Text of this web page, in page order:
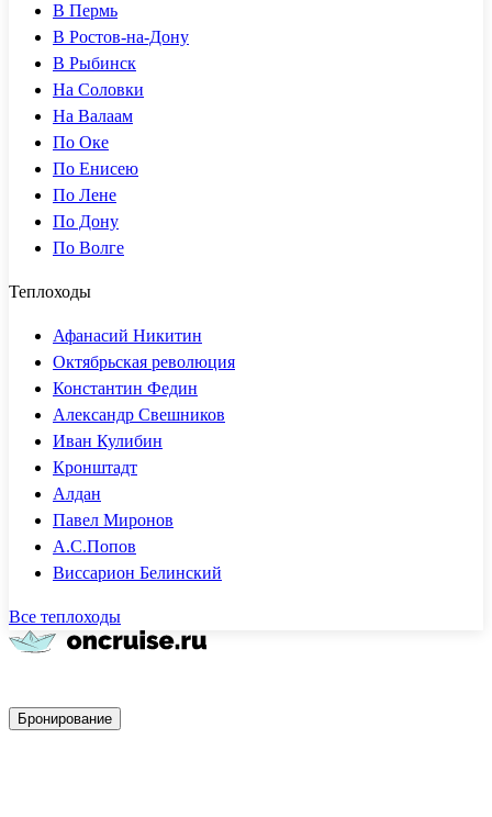
В Пермь
В Ростов-на-Дону
В Рыбинск
На Соловки
На Валаам
По Оке
По Енисею
По Лене
По Дону
По Волге
Теплоходы
Афанасий Никитин
Октябрьская революция
Константин Федин
Александр Свешников
Иван Кулибин
Кронштадт
Алдан
Павел Миронов
А.С.Попов
Виссарион Белинский
Все теплоходы
Бронирование